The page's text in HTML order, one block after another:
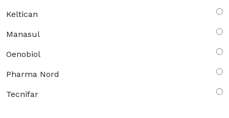
Keltican
Manasul
Oenobiol
Pharma Nord
Tecnifar